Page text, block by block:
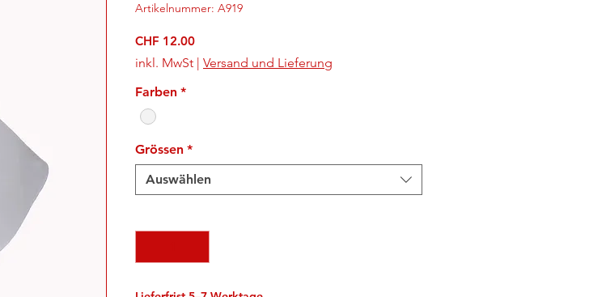
Artikelnummer: A919
CHF 12.00Preis
inkl. MwSt | Versand und Lieferung
Farben *
Grössen *
Auswählen